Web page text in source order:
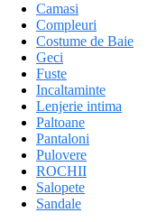
Camasi
Compleuri
Costume de Baie
Geci
Fuste
Incaltaminte
Lenjerie intima
Paltoane
Pantaloni
Pulovere
ROCHII
Salopete
Sandale